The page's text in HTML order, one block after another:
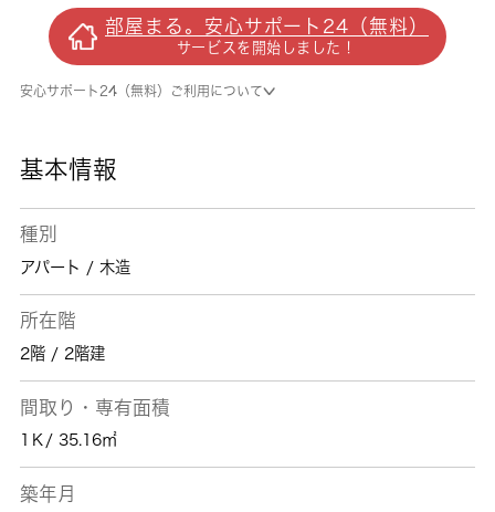
効。新しい生活のスタートにおすすめなのが、
こちらのアパートです。敷地内に居住者用の駐
輪場がある物件です。新しい土地で新しい生活
を。魅力的なお部屋を船橋市エリアの馬込沢近
部屋まる。安心サポート24（無料）
サービスを開始しました！
安心サポート24（無料）ご利用について
基本情報
種別
アパート / 木造
所在階
2階 / 2階建
間取り・専有面積
1Ｋ/ 35.16㎡
築年月